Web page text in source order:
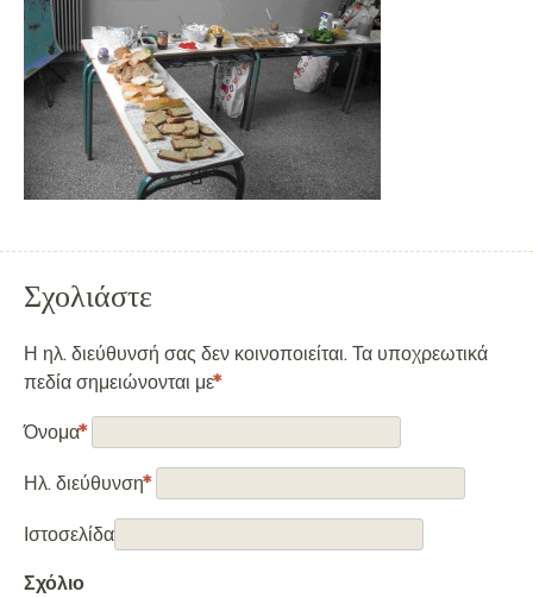
Σχολιάστε
Η ηλ. διεύθυνσή σας δεν κοινοποιείται. Τα υποχρεωτικά
πεδία σημειώνονται με*
Όνομα*
Ηλ. διεύθυνση*
Ιστοσελίδα
Σχόλιο